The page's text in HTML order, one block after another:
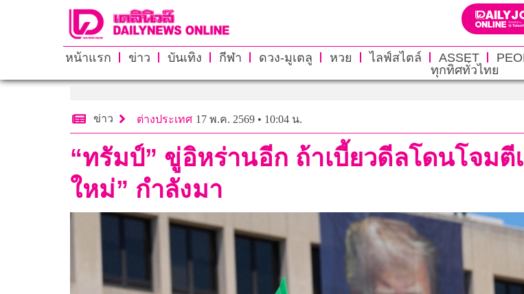
หน้าแรก ข่าว บันเทิง กีฬา ดวง-มูเตลู หวย ไลฟ์สไตล์ ASSET
ทุกทิศทั่วไทย
ข่าว ต่างประเทศ 17 พ.ค. 2569 • 10:04 น.
“ทรัมป์” ขู่อิหร่านอีก ถ้าเบี้ยวดีลโดนโจมตี
ใหม่” กำลังมา